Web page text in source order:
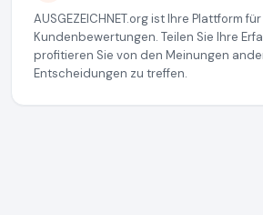
AUSGEZEICHNET.org ist Ihre Plattform für
Kundenbewertungen. Teilen Sie Ihre
profitieren Sie von den Meinungen
Entscheidungen zu treffen.